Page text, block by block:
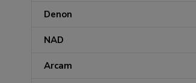
Denon
NAD
Arcam